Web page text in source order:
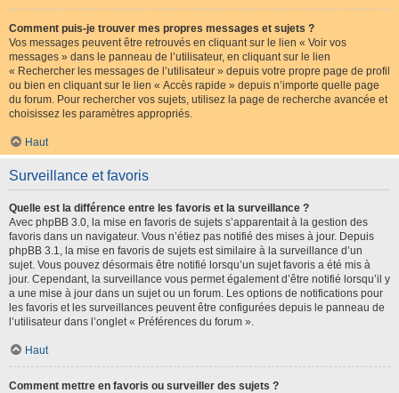
Comment puis-je trouver mes propres messages et sujets ?
Vos messages peuvent être retrouvés en cliquant sur le lien « Voir vos
messages » dans le panneau de l’utilisateur, en cliquant sur le lien
« Rechercher les messages de l’utilisateur » depuis votre propre page de profil
ou bien en cliquant sur le lien « Accès rapide » depuis n’importe quelle page
du forum. Pour rechercher vos sujets, utilisez la page de recherche avancée et
choisissez les paramètres appropriés.
Haut
Surveillance et favoris
Quelle est la différence entre les favoris et la surveillance ?
Avec phpBB 3.0, la mise en favoris de sujets s’apparentait à la gestion des
favoris dans un navigateur. Vous n’étiez pas notifié des mises à jour. Depuis
phpBB 3.1, la mise en favoris de sujets est similaire à la surveillance d’un
sujet. Vous pouvez désormais être notifié lorsqu’un sujet favoris a été mis à
jour. Cependant, la surveillance vous permet également d’être notifié lorsqu’il y
a une mise à jour dans un sujet ou un forum. Les options de notifications pour
les favoris et les surveillances peuvent être configurées depuis le panneau de
l’utilisateur dans l’onglet « Préférences du forum ».
Haut
Comment mettre en favoris ou surveiller des sujets ?